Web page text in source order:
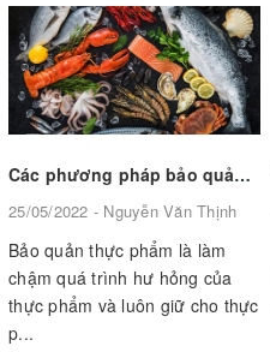
Các phương pháp bảo quản thực phẩm phổ biến nhất hiện nay
25/05/2022 - Nguyễn Văn Thịnh
Bảo quản thực phẩm là làm
chậm quá trình hư hỏng của
thực phẩm và luôn giữ cho thực
p...